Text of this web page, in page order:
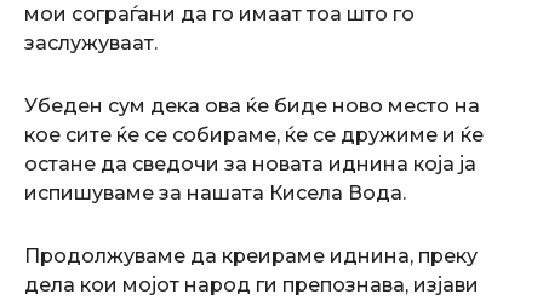
мои сограѓани да го имаат тоа што го
заслужуваат.
Убеден сум дека ова ќе биде ново место на
кое сите ќе се собираме, ќе се дружиме и ќе
остане да сведочи за новата иднина која ја
испишуваме за нашата Кисела Вода.
Продолжуваме да креираме иднина, преку
дела кои мојот народ ги препознава, изјави